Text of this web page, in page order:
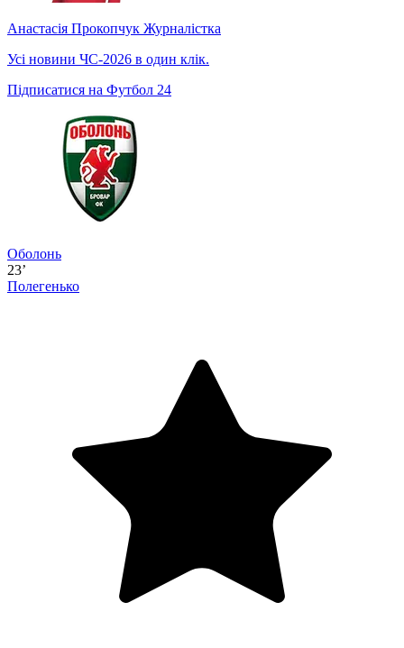
Анастасія Прокопчук Журналістка
Усі новини ЧС-2026 в один клік.
Підписатися на Футбол 24
Оболонь
23’
Полегенько